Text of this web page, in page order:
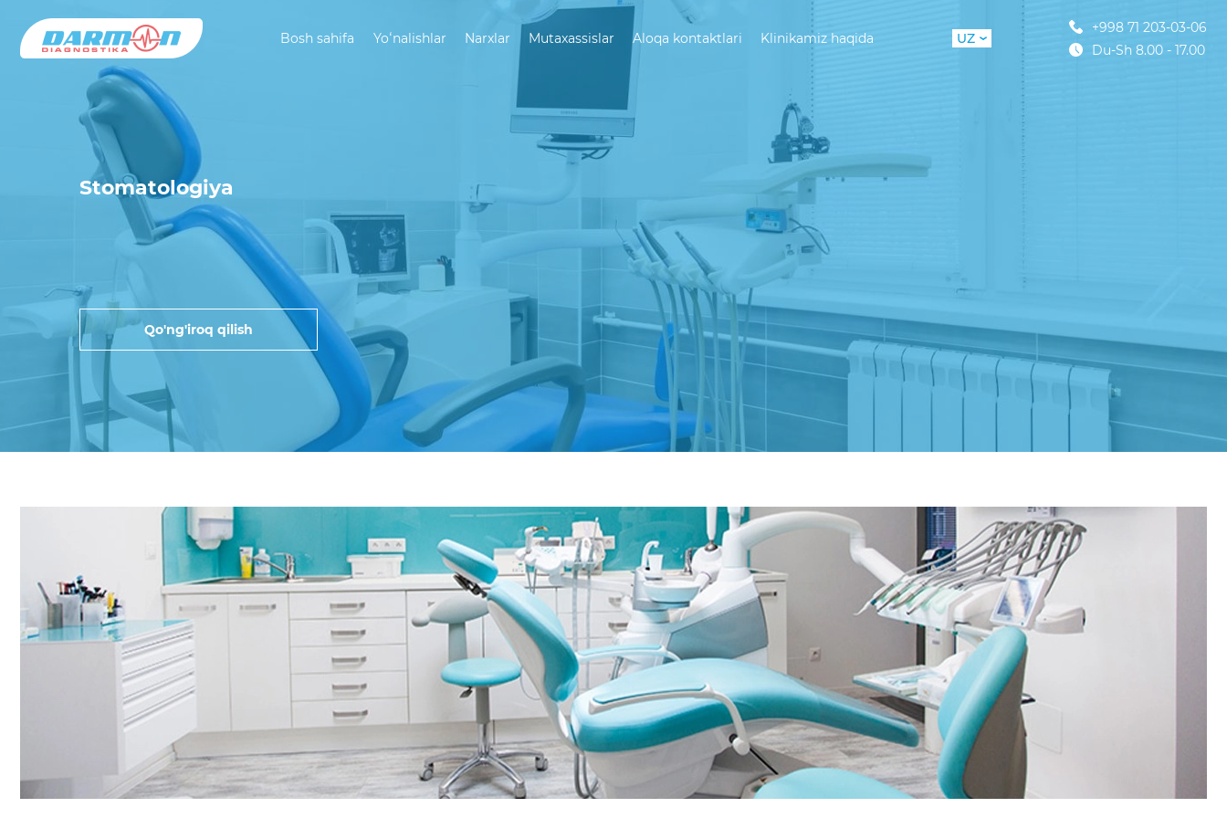
Bosh sahifa Yoʻnalishlar Narxlar Mutaxassislar Aloqa kontaktlari Klinikamiz haqida
UZ
+998 71 203-03-06
Du-Sh 8.00 - 17.00
Stomatologiya
Qo'ng'iroq qilish